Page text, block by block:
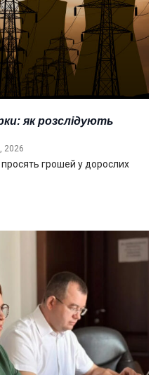
як розслідують
2026
грошей у дорослих